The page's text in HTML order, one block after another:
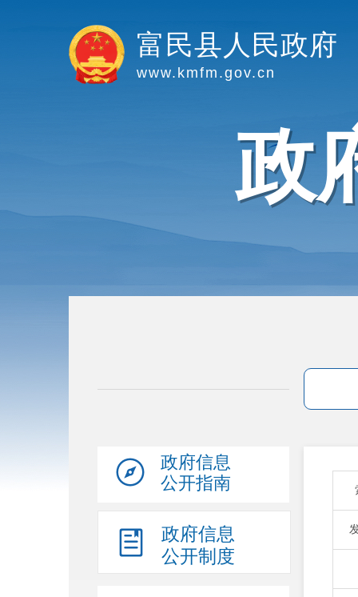
富民县人民政府
www.kmfm.gov.cn
政
政府信息
公开指南
政府信息
公开制度